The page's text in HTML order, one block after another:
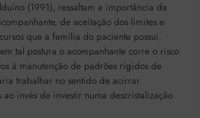
(1991), ressaltam a importância da
de aceitação dos limites e
que a família do paciente possui.
tal postura o acompanhante corre o risco
à manutenção de padrões rígidos de
trabalhar no sentido de acirrar
ao invés de investir numa descristalização